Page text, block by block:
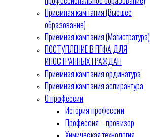
Приемная кампания (Высшее
образование)
Приемная кампания (Магистратура)
ПОСТУПЛЕНИЕ В ПГФА ДЛЯ
ИНОСТРАННЫХ ГРАЖДАН
Приемная кампания ординатура
Приемная кампания аспирантура
О профессии
История профессии
Профессия – провизор